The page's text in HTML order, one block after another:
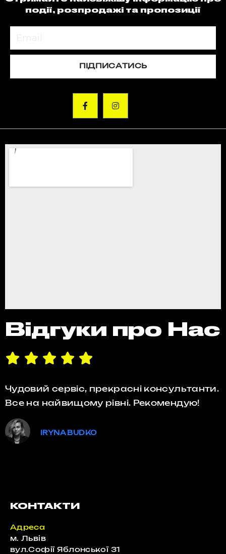
події, розпродажі та пропозиції
ПІДПИСАТИСЬ
КОНТАКТИ
Адреса
м. Львів
вул.Софії Яблонської 31
Відгуки про Нас
Чудовий сервіс, прекрасні консультанти.
Все на найвищому рівні. Рекомендую!
IRYNA BUDKO